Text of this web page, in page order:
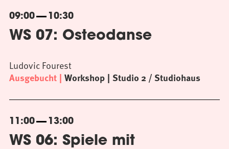
09:00 10:30
WS 07: Osteodanse
Ausgebucht Workshop Studio 2 / Studiohaus
Ludovic Fourest
11:00 13:00
WS 06: Spiele mit